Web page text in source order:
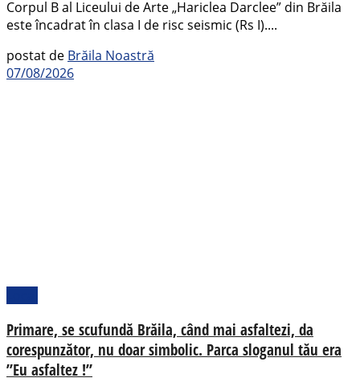
Corpul B al Liceului de Arte „Hariclea Darclee” din Brăila
este încadrat în clasa I de risc seismic (Rs I)....
postat de Brăila Noastră
07/08/2026
Primare, se scufundă Brăila, când mai asfaltezi, da
corespunzător, nu doar simbolic. Parca sloganul tău era
”Eu asfaltez !”